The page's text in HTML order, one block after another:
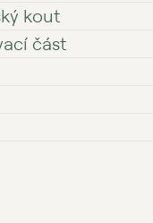
kout
část